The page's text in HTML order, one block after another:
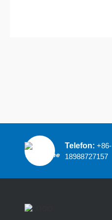
Telefon: +86-
18988727157